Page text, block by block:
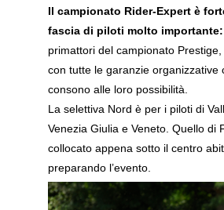
Il campionato Rider-Expert è
fascia di piloti molto
primattori del campionato
con tutte le garanzie
consono alle loro possibilità.
La selettiva Nord è per i piloti di
Venezia Giulia e Veneto. Quello di
collocato appena sotto il centro
preparando l’evento.